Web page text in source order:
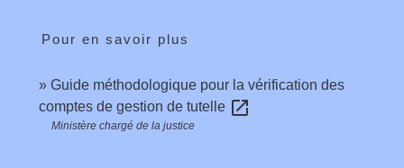
Pour en savoir plus
Guide méthodologique pour la vérification des
comptes de gestion de tutelle open_in_new
Ministère chargé de la justice